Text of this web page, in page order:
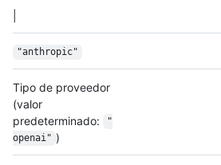
"anthropic"
Tipo de proveedor
(valor
predeterminado:
"
openai" )